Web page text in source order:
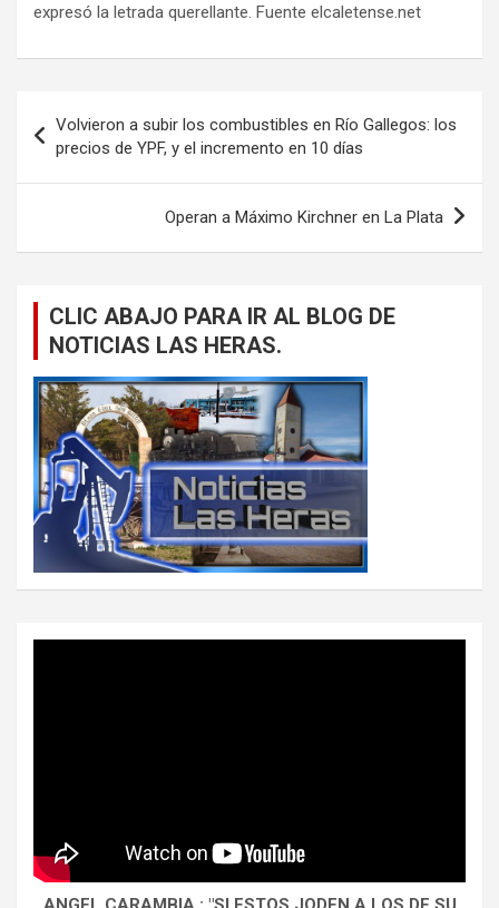
expresó la letrada querellante. Fuente elcaletense.net
de
entradas
Volvieron a subir los combustibles en Río Gallegos: los
precios de YPF, y el incremento en 10 días
Operan a Máximo Kirchner en La Plata
CLIC ABAJO PARA IR AL BLOG DE
NOTICIAS LAS HERAS.